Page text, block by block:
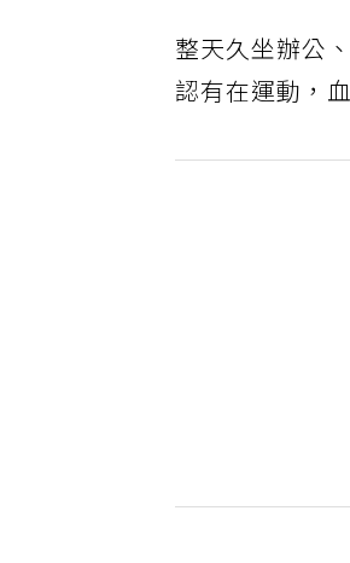
整天久坐辦公
認有在運動，